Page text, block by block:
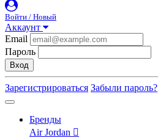
Войти / Новый
Аккаунт
Email
Пароль
Вход
Зарегистрироваться Забыли пароль?
Бренды
Air Jordan